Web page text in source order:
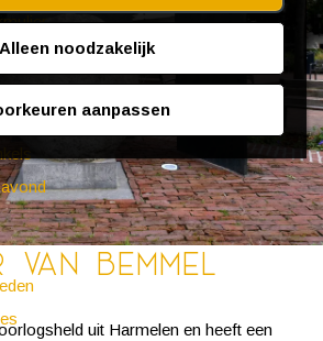
Alleen noodzakelijk
aanpassen
Bemmel
uit Harmelen en heeft een